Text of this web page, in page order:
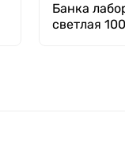
Банка
светлая